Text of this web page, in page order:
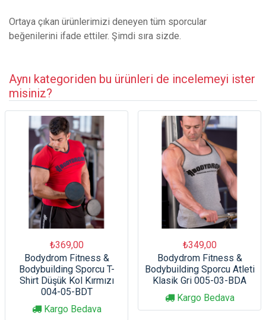
Ortaya çıkan ürünlerimizi deneyen tüm sporcular
beğenilerini ifade ettiler. Şimdi sıra sizde.
Aynı kategoriden bu ürünleri de incelemeyi ister
misiniz?
₺369,00
Bodydrom Fitness &
Bodybuilding Sporcu T-
Shirt Düşük Kol Kırmızı
004-05-BDT
Kargo Bedava
₺349,00
Bodydrom Fitness &
Bodybuilding Sporcu Atleti
Klasik Gri 005-03-BDA
Kargo Bedava